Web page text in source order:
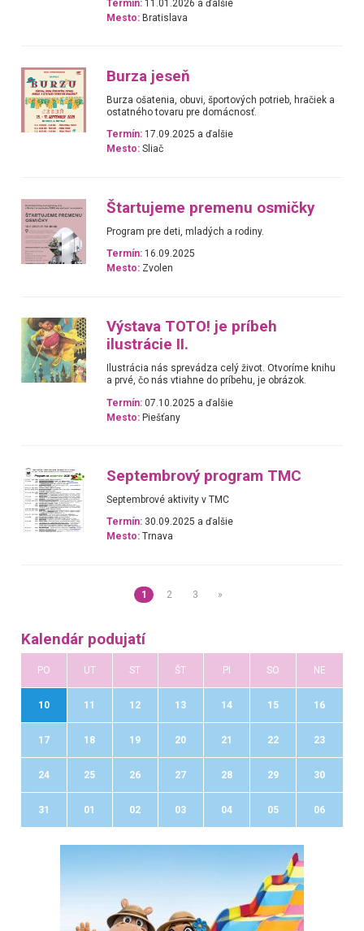
Termín: 11.01.2026 a ďalšie
Mesto: Bratislava
Burza jeseň
Burza ošatenia, obuvi, športových potrieb, hračiek a
ostatného tovaru pre domácnosť.
Termín: 17.09.2025 a ďalšie
Mesto: Sliač
Štartujeme premenu osmičky
Program pre deti, mladých a rodiny.
Termín: 16.09.2025
Mesto: Zvolen
Výstava TOTO! je príbeh
ilustrácie II.
Ilustrácia nás sprevádza celý život. Otvoríme knihu
a prvé, čo nás vtiahne do príbehu, je obrázok.
Termín: 07.10.2025 a ďalšie
Mesto: Piešťany
Septembrový program TMC
Septembrové aktivity v TMC
Termín: 30.09.2025 a ďalšie
Mesto: Trnava
1 2 3 »
Kalendár podujatí
PO UT ST ŠT PI SO NE
10 11 12 13 14 15 16
17 18 19 20 21 22 23
24 25 26 27 28 29 30
31 01 02 03 04 05 06